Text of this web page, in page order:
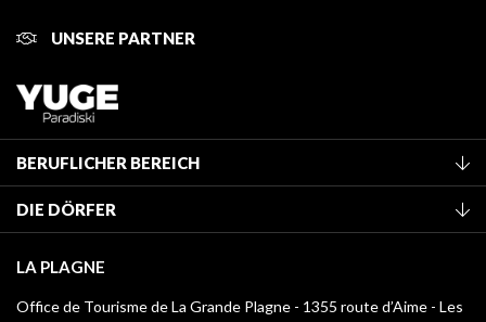
UNSERE PARTNER
BERUFLICHER BEREICH
Mitglied des Fremdenverkehrsamtes werden
Klassifizierung von Möbeln
Kurtaxe
Mediathek
DIE DÖRFER
Montchavin - Les Coches
Champagny-en-Vanoise
LA PLAGNE
Office de Tourisme de La Grande Plagne - 1355 route d’Aime - Les